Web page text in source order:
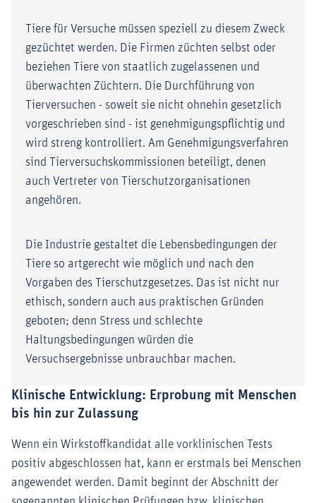
Tiere für Versuche müssen speziell zu diesem Zweck
gezüchtet werden. Die Firmen züchten selbst oder
beziehen Tiere von staatlich zugelassenen und
überwachten Züchtern. Die Durchführung von
Tierversuchen - soweit sie nicht ohnehin gesetzlich
vorgeschrieben sind - ist genehmigungspflichtig und
wird streng kontrolliert. Am Genehmigungsverfahren
sind Tierversuchskommissionen beteiligt, denen
auch Vertreter von Tierschutzorganisationen
angehören.
Die Industrie gestaltet die Lebensbedingungen der
Tiere so artgerecht wie möglich und nach den
Vorgaben des Tierschutzgesetzes. Das ist nicht nur
ethisch, sondern auch aus praktischen Gründen
geboten; denn Stress und schlechte
Haltungsbedingungen würden die
Versuchsergebnisse unbrauchbar machen.
Klinische Entwicklung: Erprobung mit Menschen
bis hin zur Zulassung
Wenn ein Wirkstoffkandidat alle vorklinischen Tests
positiv abgeschlossen hat, kann er erstmals bei Menschen
angewendet werden. Damit beginnt der Abschnitt der